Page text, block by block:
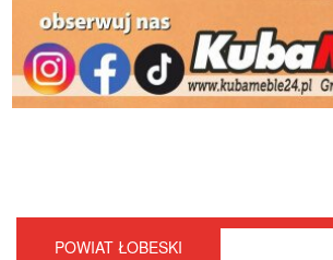
POWIAT ŁOBESKI